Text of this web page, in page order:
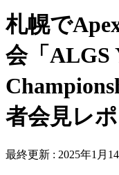
札幌で
会「ALGS
者会見レ
最終更新 : 2025年1月